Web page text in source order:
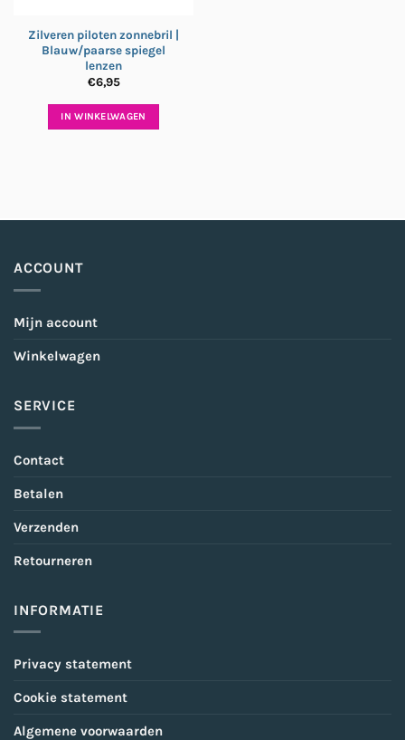
Zilveren piloten zonnebril |
Blauw/paarse spiegel
lenzen
€6,95
IN WINKELWAGEN
ACCOUNT
Mijn account
Winkelwagen
SERVICE
Contact
Betalen
Verzenden
Retourneren
INFORMATIE
Privacy statement
Cookie statement
Algemene voorwaarden